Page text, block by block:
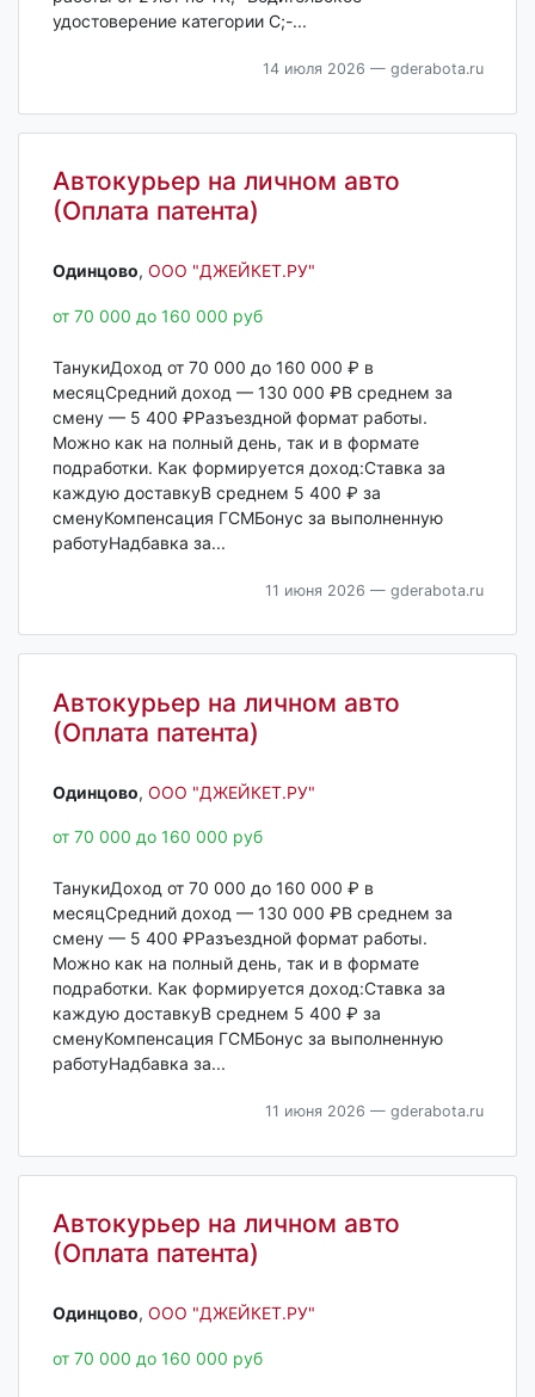
удостоверение категории С;-...
14 июля 2026 — gderabota.ru
Автокурьер на личном авто
(Оплата патента)
Одинцово‎, ООО "ДЖЕЙКЕТ.РУ"
от 70 000 до 160 000 руб
ТанукиДоход от 70 000 до 160 000 ₽ в
месяцСредний доход — 130 000 ₽В среднем за
смену — 5 400 ₽Разъездной формат работы.
Можно как на полный день, так и в формате
подработки. Как формируется доход:Ставка за
каждую доставкуВ среднем 5 400 ₽ за
сменуКомпенсация ГСМБонус за выполненную
работуНадбавка за...
11 июня 2026 — gderabota.ru
Автокурьер на личном авто
(Оплата патента)
Одинцово‎, ООО "ДЖЕЙКЕТ.РУ"
от 70 000 до 160 000 руб
ТанукиДоход от 70 000 до 160 000 ₽ в
месяцСредний доход — 130 000 ₽В среднем за
смену — 5 400 ₽Разъездной формат работы.
Можно как на полный день, так и в формате
подработки. Как формируется доход:Ставка за
каждую доставкуВ среднем 5 400 ₽ за
сменуКомпенсация ГСМБонус за выполненную
работуНадбавка за...
11 июня 2026 — gderabota.ru
Автокурьер на личном авто
(Оплата патента)
Одинцово‎, ООО "ДЖЕЙКЕТ.РУ"
от 70 000 до 160 000 руб